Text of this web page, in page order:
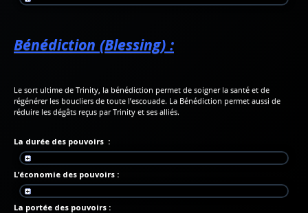
Bénédiction (Blessing) :
Le sort ultime de Trinity, la bénédiction permet de soigner la santé et de
régénérer les boucliers de toute l’escouade. La Bénédiction permet aussi de
réduire les dégâts reçus par Trinity et ses alliés.
La durée des pouvoirs :
L’économie des pouvoirs :
La portée des pouvoirs :